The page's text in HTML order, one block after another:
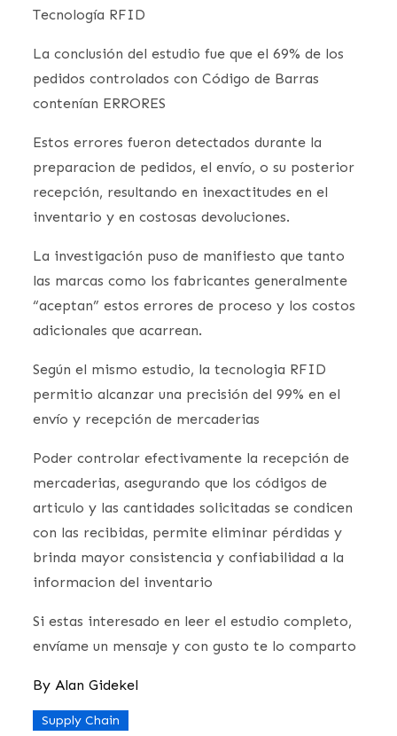
Tecnología RFID
La conclusión del estudio fue que el 69% de los
pedidos controlados con Código de Barras
contenían ERRORES
Estos errores fueron detectados durante la
preparacion de pedidos, el envío, o su posterior
recepción, resultando en inexactitudes en el
inventario y en costosas devoluciones.
La investigación puso de manifiesto que tanto
las marcas como los fabricantes generalmente
“aceptan” estos errores de proceso y los costos
adicionales que acarrean.
Según el mismo estudio, la tecnologia RFID
permitio alcanzar una precisión del 99% en el
envío y recepción de mercaderias
Poder controlar efectivamente la recepción de
mercaderias, asegurando que los códigos de
articulo y las cantidades solicitadas se condicen
con las recibidas, permite eliminar pérdidas y
brinda mayor consistencia y confiabilidad a la
informacion del inventario
Si estas interesado en leer el estudio completo,
envíame un mensaje y con gusto te lo comparto
By Alan Gidekel
Supply Chain